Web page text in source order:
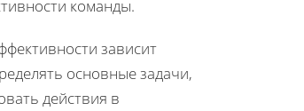
команды.
зависит
основные задачи,
действия в